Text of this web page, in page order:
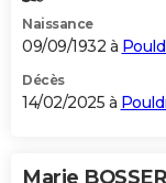
Naissance
09/09/1932 à
Décès
14/02/2025 à
Marie BOSSER